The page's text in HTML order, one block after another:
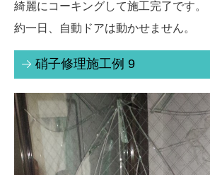
綺麗にコーキングして施工完了です。
約一日、自動ドアは動かせません。
硝子修理施工例 9